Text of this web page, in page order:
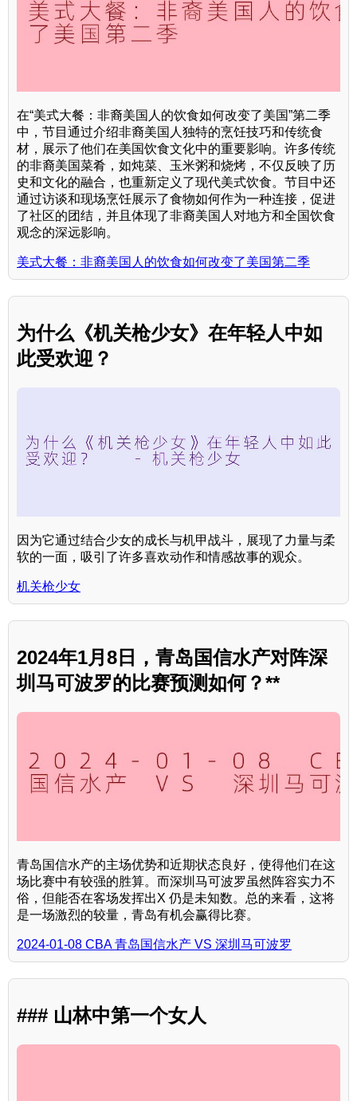
在“美式大餐：非裔美国人的饮食如何改变了美国”第二季
中，节目通过介绍非裔美国人独特的烹饪技巧和传统食
材，展示了他们在美国饮食文化中的重要影响。许多传统
的非裔美国菜肴，如炖菜、玉米粥和烧烤，不仅反映了历
史和文化的融合，也重新定义了现代美式饮食。节目中还
通过访谈和现场烹饪展示了食物如何作为一种连接，促进
了社区的团结，并且体现了非裔美国人对地方和全国饮食
观念的深远影响。
美式大餐：非裔美国人的饮食如何改变了美国第二季
为什么《机关枪少女》在年轻人中如
此受欢迎？
因为它通过结合少女的成长与机甲战斗，展现了力量与柔
软的一面，吸引了许多喜欢动作和情感故事的观众。
机关枪少女
2024年1月8日，青岛国信水产对阵深
圳马可波罗的比赛预测如何？**
青岛国信水产的主场优势和近期状态良好，使得他们在这
场比赛中有较强的胜算。而深圳马可波罗虽然阵容实力不
俗，但能否在客场发挥出X 仍是未知数。总的来看，这将
是一场激烈的较量，青岛有机会赢得比赛。
2024-01-08 CBA 青岛国信水产 VS 深圳马可波罗
### 山林中第一个女人